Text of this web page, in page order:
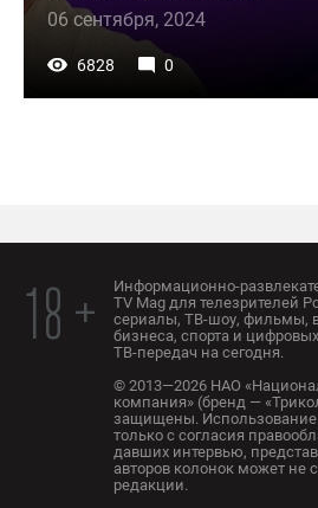
06 сентября, 2024
6828 0
18 +
Информационно-
TV Mag для телезрителей
сериалы, ТВ-шоу, фильмы,
бизнеса, спорта и
ТВ-передач на сегодня.
© 2013—2026 НАО
компания» (бренд —
защищены.
только с согласия
давших интервью,
авторов колонок может не
редакции.